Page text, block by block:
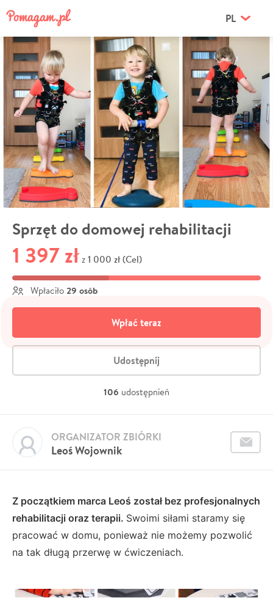
PL
Sprzęt do domowej rehabilitacji
1 397 zł z 1 000 zł (Cel)
Wpłaciło 29 osób
Wpłać teraz
Udostępnij
106 udostępnień
Leoś Wojownik
ORGANIZATOR ZBIÓRKI
Z początkiem marca Leoś został bez profesjonalnych
rehabilitacji oraz terapii. Swoimi siłami staramy się
pracować w domu, ponieważ nie możemy pozwolić
na tak długą przerwę w ćwiczeniach.